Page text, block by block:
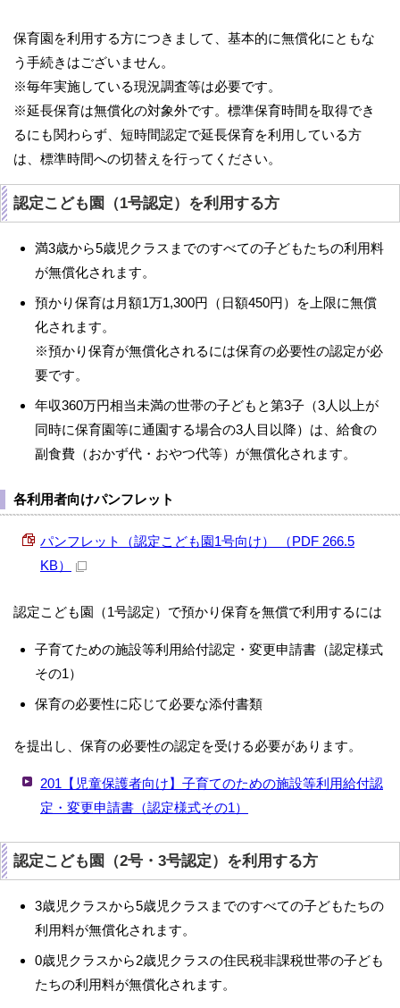
保育園を利用する方につきまして、基本的に無償化にともな
う手続きはございません。
※毎年実施している現況調査等は必要です。
※延長保育は無償化の対象外です。標準保育時間を取得でき
るにも関わらず、短時間認定で延長保育を利用している方
は、標準時間への切替えを行ってください。
認定こども園（1号認定）を利用する方
満3歳から5歳児クラスまでのすべての子どもたちの利用料
が無償化されます。
預かり保育は月額1万1,300円（日額450円）を上限に無償
化されます。
※預かり保育が無償化されるには保育の必要性の認定が必
要です。
年収360万円相当未満の世帯の子どもと第3子（3人以上が
同時に保育園等に通園する場合の3人目以降）は、給食の
副食費（おかず代・おやつ代等）が無償化されます。
各利用者向けパンフレット
パンフレット（認定こども園1号向け） （PDF 266.5
KB）
認定こども園（1号認定）で預かり保育を無償で利用するには
子育てための施設等利用給付認定・変更申請書（認定様式
その1）
保育の必要性に応じて必要な添付書類
を提出し、保育の必要性の認定を受ける必要があります。
201【児童保護者向け】子育てのための施設等利用給付認
定・変更申請書（認定様式その1）
認定こども園（2号・3号認定）を利用する方
3歳児クラスから5歳児クラスまでのすべての子どもたちの
利用料が無償化されます。
0歳児クラスから2歳児クラスの住民税非課税世帯の子ども
たちの利用料が無償化されます。